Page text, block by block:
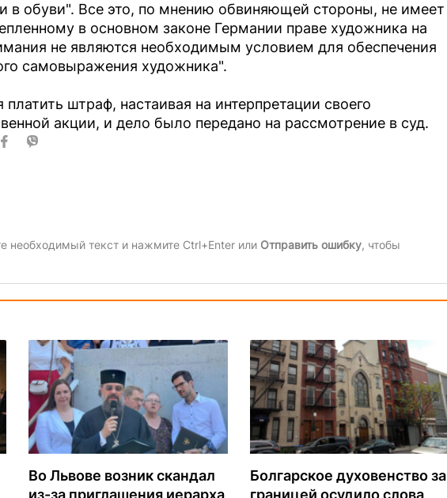
в обуви". Все это, по мнению обвиняющей стороны, не имеет
в основном законе Германии праве художника на
не являются необходимым условием для обеспечения
самовыражения художника".
штраф, настаивая на интерпретации своего
акции, и дело было передано на рассмотрение в суд.
необходимый текст и нажмите Ctrl+Enter или Отправить ошибку, чтобы
Во Львове возник скандал
из-за приглашения иерарха
Болгарское духовенство за
границей осудило слова